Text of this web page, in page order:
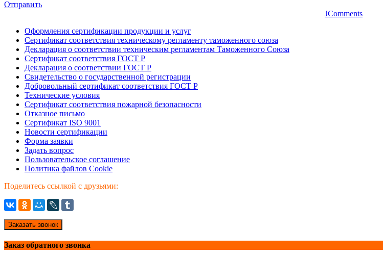
Отправить
JComments
Оформления сертификации продукции и услуг
Сертификат соответствия техническому регламенту таможенного союза
Декларация о соответствии техническим регламентам Таможенного Союза
Сертификат соответствия ГОСТ Р
Декларация о соответствии ГОСТ Р
Свидетельство о государственной регистрации
Добровольный сертификат соответствия ГОСТ Р
Технические условия
Сертификат соответствия пожарной безопасности
Отказное письмо
Сертификат ISO 9001
Новости сертификации
Форма заявки
Задать вопрос
Пользовательское соглашение
Политика файлов Cookie
Поделитесь ссылкой с друзьями:
Заказать звонок
Заказ обратного звонка